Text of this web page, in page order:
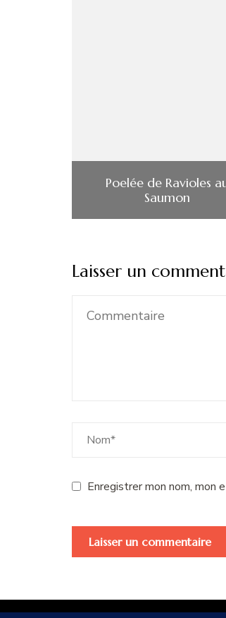
Poelée de Ravioles
Saumon
Laisser un
Enregistrer mon nom, mon